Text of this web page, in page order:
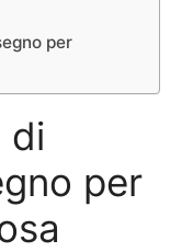
per
di
per